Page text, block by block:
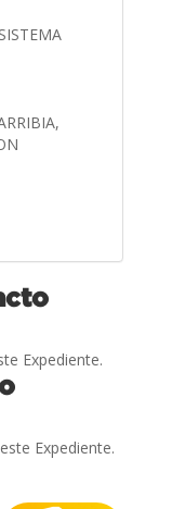
Expediente.
Expediente.